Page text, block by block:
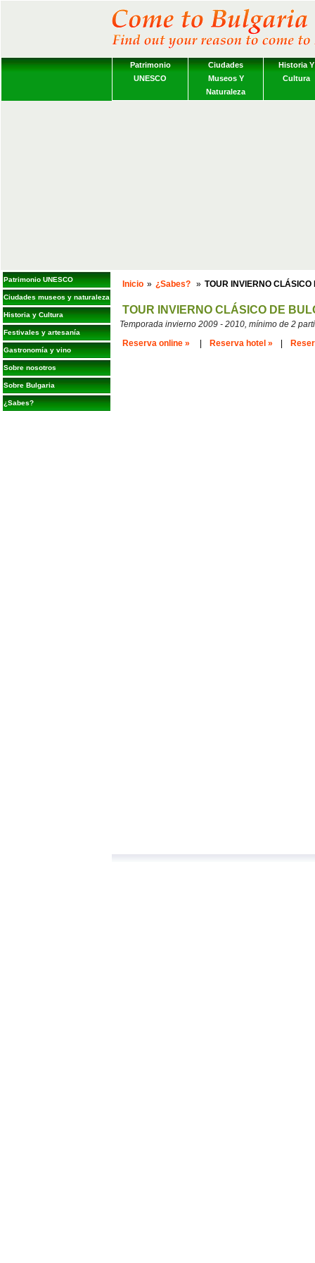
Patrimonio
UNESCO
Ciudades
Museos Y
Naturaleza
Historia Y
Cultura
Patrimonio UNESCO
Ciudades museos y naturaleza
Historia y Cultura
Festivales y artesanía
Gastronomía y vino
Sobre nosotros
Sobre Bulgaria
¿Sabes?
Inicio » ¿Sabes? » TOUR INVIERNO
TOUR INVIERNO CLÁSICO DE
Temporada invierno 2009 - 2010, mínimo de 2
Reserva online »
Reserva hotel »